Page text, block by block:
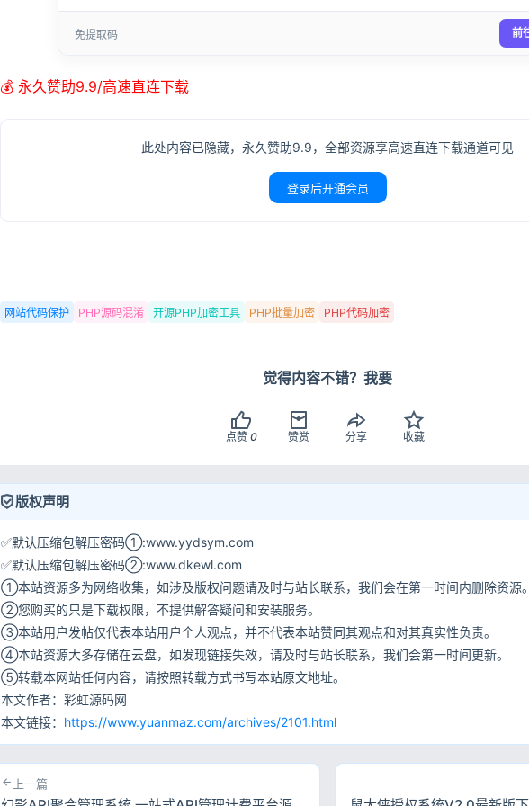
免提取码 前
💰 永久赞助9.9/高速直连下载
此处内容已隐藏，永久赞助9.9，全部资源享高速直连下载通道可见
登录后开通会员
网站代码保护 PHP源码混淆 开源PHP加密工具 PHP批量加密 PHP代码加密
觉得内容不错？我要
点赞 0 赞赏 分享 收藏
版权声明
✅默认压缩包解压密码①:www.yydsym.com
✅默认压缩包解压密码②:www.dkewl.com
①本站资源多为网络收集，如涉及版权问题请及时与站长联系，我们会在第一时间内删除资源
②您购买的只是下载权限，不提供解答疑问和安装服务。
③本站用户发帖仅代表本站用户个人观点，并不代表本站赞同其观点和对其真实性负责。
④本站资源大多存储在云盘，如发现链接失效，请及时与站长联系，我们会第一时间更新。
⑤转载本网站任何内容，请按照转载方式书写本站原文地址。
本文作者：彩虹源码网
本文链接： https://www.yuanmaz.com/archives/2101.html
上一篇